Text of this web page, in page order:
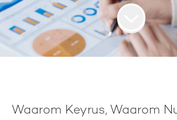
Waarom Keyrus, Waarom